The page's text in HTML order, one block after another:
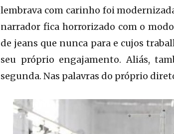
lembrava com carinho foi
narrador fica horrorizado com o
de jeans que nunca para e cujos
seu próprio engajamento. Aliás,
segunda. Nas palavras do próprio